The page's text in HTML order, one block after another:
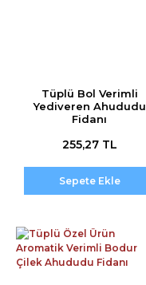
Tüplü Bol Verimli
Yediveren Ahududu
Fidanı
255,27 TL
Sepete Ekle